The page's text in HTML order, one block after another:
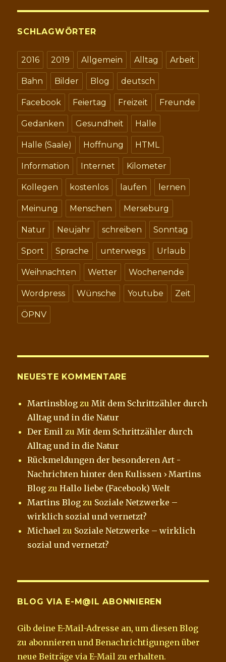
SCHLAGWÖRTER
2016 2019 Allgemein Alltag Arbeit
Bahn Bilder Blog deutsch
Facebook Feiertag Freizeit Freunde
Gedanken Gesundheit Halle
Halle (Saale) Hoffnung HTML
Information Internet Kilometer
Kollegen kostenlos laufen lernen
Meinung Menschen Merseburg
Natur Neujahr schreiben Sonntag
Sport Sprache unterwegs Urlaub
Weihnachten Wetter Wochenende
Wordpress Wünsche Youtube Zeit
ÖPNV
NEUESTE KOMMENTARE
Martinsblog zu Mit dem Schrittzähler durch
Alltag und in die Natur
Der Emil zu Mit dem Schrittzähler durch
Alltag und in die Natur
Rückmeldungen der besonderen Art -
Nachrichten hinter den Kulissen › Martins
Blog zuHallo liebe (Facebook) Welt
Martins Blog zu Soziale Netzwerke –
wirklich sozial und vernetzt?
Michael zu Soziale Netzwerke – wirklich
sozial und vernetzt?
BLOG VIA E-M@IL ABONNIEREN
Gib deine E-Mail-Adresse an, um diesen Blog
zu abonnieren und Benachrichtigungen über
neue Beiträge via E-Mail zu erhalten.